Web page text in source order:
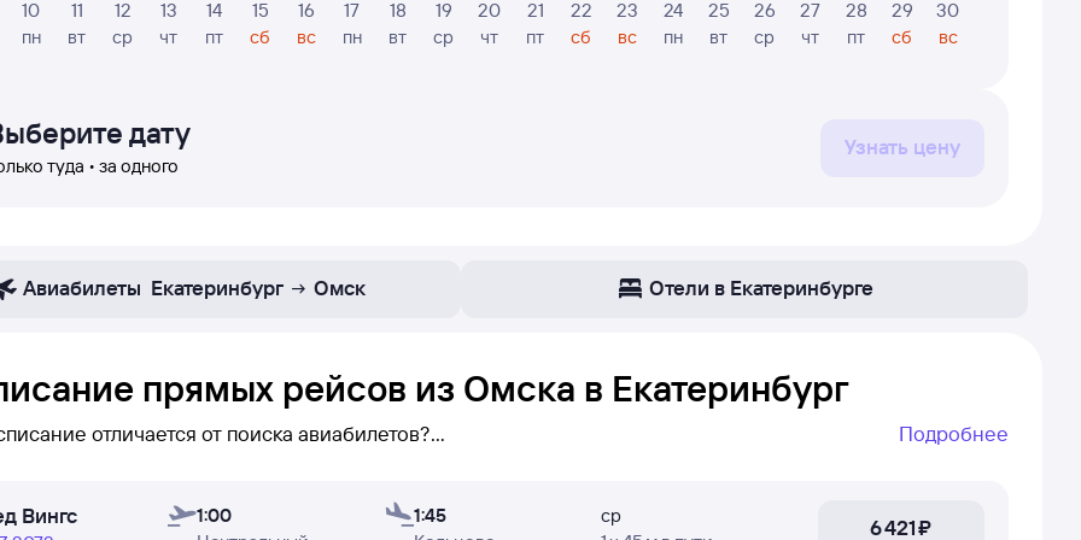
10
пн
11
вт
12
ср
13
чт
14
пт
15
сб
16
вс
17
пн
18
вт
19
ср
20
чт
21
пт
22
сб
23
вс
24
пн
25
вт
26
ср
27
чт
28
пт
29
сб
30
вс
дату
туда • за одного
Узнать цену
Авиабилеты Екатеринбург Омск Отели в Екатеринбурге
прямых рейсов из Омска в Екатеринбург
отличается от поиска авиабилетов?
(при поиске авиабилетов бывает не просто найти рейс без пересадок, если он не ежедневный).
Подробнее
Вингс
1:00
1:45
ср
6 ⁠421 ⁠₽